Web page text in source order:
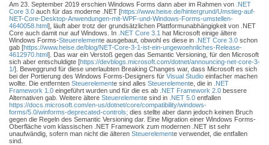
Am 23. September 2019 erschien Windows Forms dann aber im Rahmen von .NET
Core 3.0 auch für das moderne .NET [https://www.heise.de/hintergrund/Umstieg-auf-
NET-Core-Desktop-Anwendungen-mit-WPF-und-Windows-Forms-umstellen-
4640058.html], läuft aber trotz der grundsätzlichen Plattformunabhängigkeit von .NET
Core auch damit nur auf Windows. In .NET Core 3.1 hat Microsoft einige ältere
Windows Forms-Steuerelemente ausgebaut, obwohl es diese in .NET Core 3.0 schon
gab [https://www.heise.de/blog/NET-Core-3-1-ist-ein-ungewoehnliches-Release-
4612970.html]. Das war ein Verstoß gegen das Semantic Versioning, für den Microsoft
sich aber entschuldigte [https://devblogs.microsoft.com/dotnet/announcing-net-core-3-
1/]. Beweggrund für diese unerlaubten Breaking Changes war, dass Microsoft es sich
bei der Portierung des Windows Forms-Designers für Visual Studio einfacher machen
wollte. Die entfernten Steuerelemente sind alles Steuerelemente, die in .NET
Framework 1.0 eingeführt wurden und für die es ab .NET Framework 2.0 bessere
Alternativen gab. Weitere ältere Steuerelemente sind in .NET 5.0 entfallen
https://docs.microsoft.com/en-us/dotnet/core/compatibility/windows-
forms/5.0/winforms-deprecated-controls; dies stellte aber dann jedoch keinen Bruch
gegen die Regeln des Semantic Versioning dar. Eine Migration einer Windows Forms-
Oberfläche vom klassischen .NET Framework zum modernen .NET ist sehr
unaufwändig, sofern man nicht die älteren Steuerelemente verwendet, die entfallen
sind.